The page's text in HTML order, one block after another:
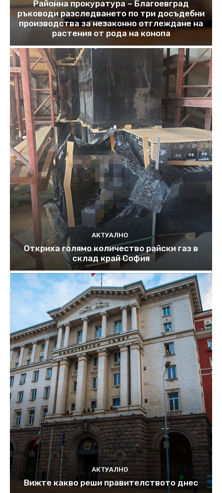
Районна прокуратура – Благоевград
ръководи разследването по три досъдебни
производства за незаконно отглеждане на
растения от рода на конопа
АКТУАЛНО
Откриха голямо количество райски газ в
склад край София
АКТУАЛНО
Вижте какво реши правителството днес